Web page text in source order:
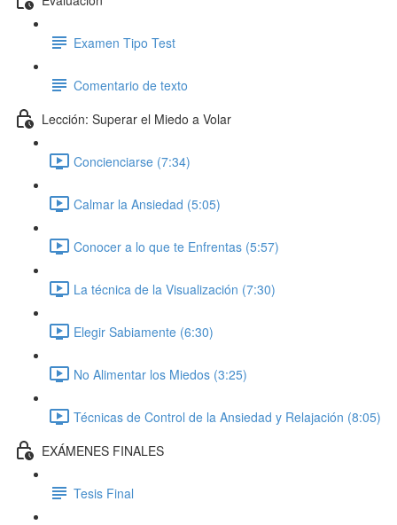
Examen Tipo Test
Comentario de texto
Lección: Superar el Miedo a Volar
Concienciarse (7:34)
Calmar la Ansiedad (5:05)
Conocer a lo que te Enfrentas (5:57)
La técnica de la Visualización (7:30)
Elegir Sabiamente (6:30)
No Alimentar los Miedos (3:25)
Técnicas de Control de la Ansiedad y Relajación (8:05)
EXÁMENES FINALES
Tesis Final